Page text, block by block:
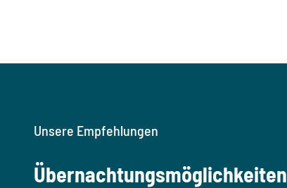
Unsere Empfehlungen
Übernachtungsmöglichkeiten